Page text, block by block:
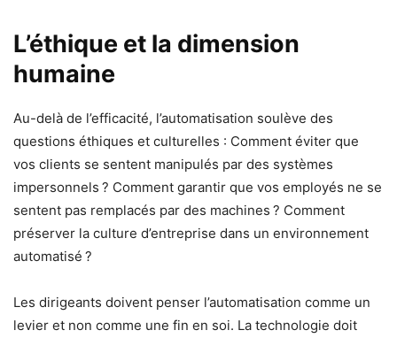
L’éthique et la dimension
humaine
Au-delà de l’efficacité, l’automatisation soulève des
questions éthiques et culturelles : Comment éviter que
vos clients se sentent manipulés par des systèmes
impersonnels ? Comment garantir que vos employés ne se
sentent pas remplacés par des machines ? Comment
préserver la culture d’entreprise dans un environnement
automatisé ?
Les dirigeants doivent penser l’automatisation comme un
levier et non comme une fin en soi. La technologie doit